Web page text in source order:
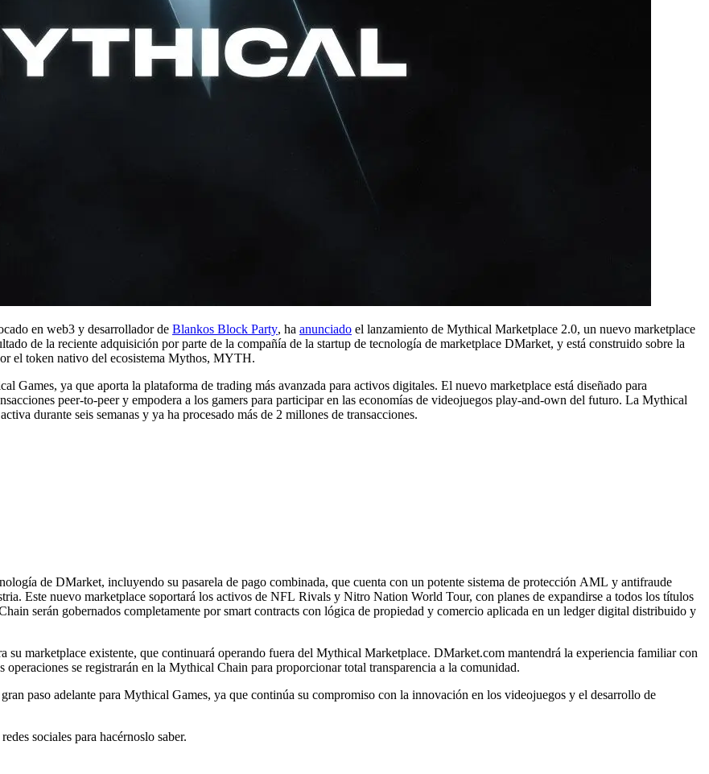
en web3 y desarrollador de Blankos Block Party, ha anunciado el lanzamiento de Mythical Marketplace 2.0, un nuevo marketplace
de la reciente adquisición por parte de la compañía de la startup de tecnología de marketplace DMarket, y está construido sobre la
el token nativo del ecosistema Mythos, MYTH.
ya que aporta la plataforma de trading más avanzada para activos digitales. El nuevo marketplace está diseñado para
peer-to-peer y empodera a los gamers para participar en las economías de videojuegos play-and-own del futuro. La Mythical
durante seis semanas y ya ha procesado más de 2 millones de transacciones.
de DMarket, incluyendo su pasarela de pago combinada, que cuenta con un potente sistema de protección AML y antifraude
Este nuevo marketplace soportará los activos de NFL Rivals y Nitro Nation World Tour, con planes de expandirse a todos los títulos
serán gobernados completamente por smart contracts con lógica de propiedad y comercio aplicada en un ledger digital distribuido y
marketplace existente, que continuará operando fuera del Mythical Marketplace. DMarket.com mantendrá la experiencia familiar con
se registrarán en la Mythical Chain para proporcionar total transparencia a la comunidad.
paso adelante para Mythical Games, ya que continúa su compromiso con la innovación en los videojuegos y el desarrollo de
sociales para hacérnoslo saber.